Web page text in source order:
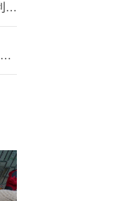
“冷冬”预期催化 .煤!炭板块领涨红利资产